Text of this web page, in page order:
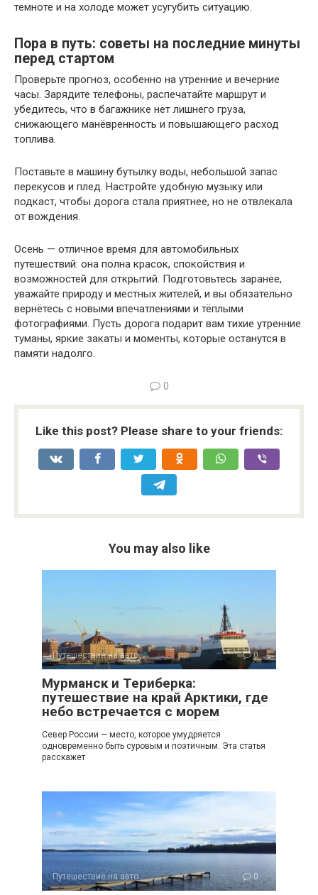
темноте и на холоде может усугубить ситуацию.
Пора в путь: советы на последние минуты
перед стартом
Проверьте прогноз, особенно на утренние и вечерние
часы. Зарядите телефоны, распечатайте маршрут и
убедитесь, что в багажнике нет лишнего груза,
снижающего манёвренность и повышающего расход
топлива.
Поставьте в машину бутылку воды, небольшой запас
перекусов и плед. Настройте удобную музыку или
подкаст, чтобы дорога стала приятнее, но не отвлекала
от вождения.
Осень — отличное время для автомобильных
путешествий: она полна красок, спокойствия и
возможностей для открытий. Подготовьтесь заранее,
уважайте природу и местных жителей, и вы обязательно
вернётесь с новыми впечатлениями и тёплыми
фотографиями. Пусть дорога подарит вам тихие утренние
туманы, яркие закаты и моменты, которые останутся в
памяти надолго.
0
Like this post? Please share to your friends:
You may also like
Путешествие на авто 0
Мурманск и Териберка:
путешествие на край Арктики, где
небо встречается с морем
Север России — место, которое умудряется
одновременно быть суровым и поэтичным. Эта статья
расскажет
Путешествие на авто 0